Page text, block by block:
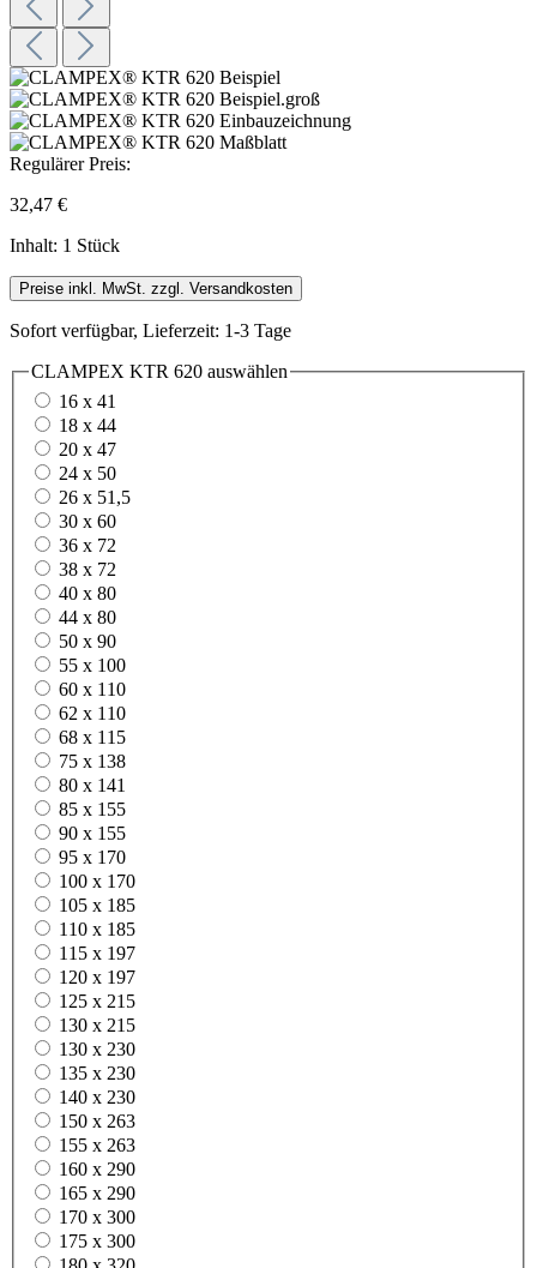
Regulärer Preis:
32,47 €
Inhalt: 1 Stück
Preise inkl. MwSt. zzgl. Versandkosten
Sofort verfügbar, Lieferzeit: 1-3 Tage
CLAMPEX KTR 620 auswählen
16 x 41
18 x 44
20 x 47
24 x 50
26 x 51,5
30 x 60
36 x 72
38 x 72
40 x 80
44 x 80
50 x 90
55 x 100
60 x 110
62 x 110
68 x 115
75 x 138
80 x 141
85 x 155
90 x 155
95 x 170
100 x 170
105 x 185
110 x 185
115 x 197
120 x 197
125 x 215
130 x 215
130 x 230
135 x 230
140 x 230
150 x 263
155 x 263
160 x 290
165 x 290
170 x 300
175 x 300